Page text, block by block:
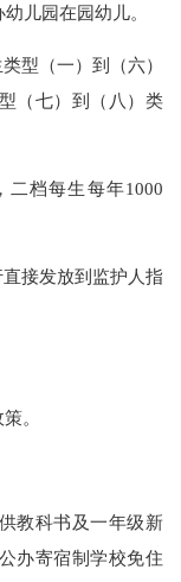
儿园在园幼儿。
型（一）到（六）
（七）到（八）类
二档每生每年1000
接发放到监护人指
。
教科书及一年级新
办寄宿制学校免住